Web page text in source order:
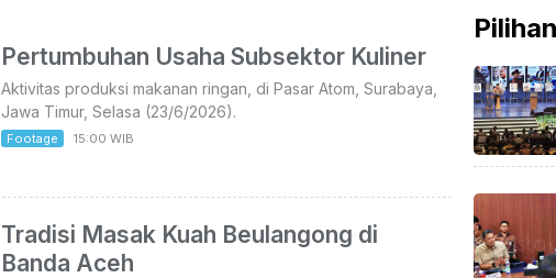
Pertumbuhan Usaha Subsektor Kuliner
Aktivitas produksi makanan ringan, di Pasar Atom, Surabaya,
Jawa Timur, Selasa (23/6/2026).
Footage 15:00 WIB
Tradisi Masak Kuah Beulangong di
Banda Aceh